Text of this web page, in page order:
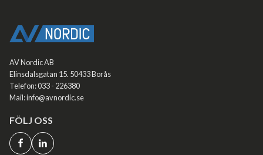
AV Nordic AB
Elinsdalsgatan 15. 50433 Borås
Telefon: 033 - 226380
Mail: info@avnordic.se
FÖLJ OSS